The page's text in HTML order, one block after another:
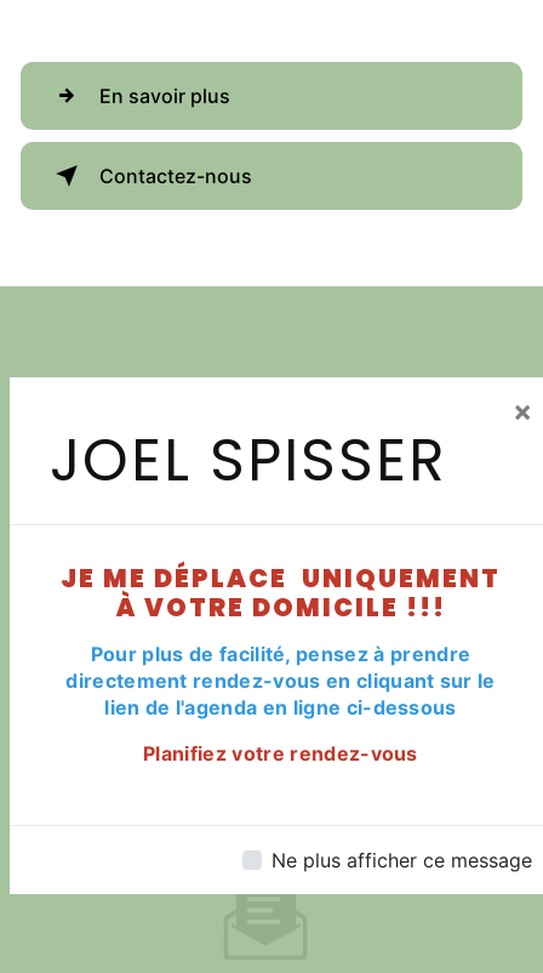
JOEL SPISSER
×
JE ME DÉPLACE UNIQUEMENT
À VOTRE DOMICILE !!!
Pour plus de facilité, pensez à prendre
directement rendez-vous en cliquant sur le
lien de l'agenda en ligne ci-dessous
Planifiez votre rendez-vous
Ne plus afficher ce message
En savoir plus
Contactez-nous
Haguenau
Téléphone